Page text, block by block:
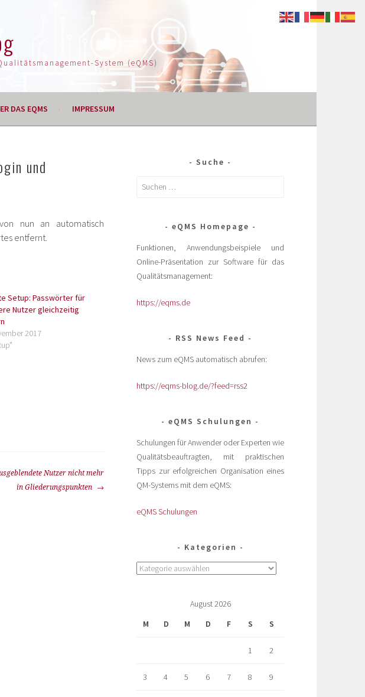
System (eQMS)
DAS EQMS IMPRESSUM
und
nun an automatisch
entfernt.
Setup: Passwörter für
Nutzer gleichzeitig
2017
Nutzer nicht mehr
in Gliederungspunkten
Suche
eQMS Homepage
Funktionen, Anwendungsbeispiele und
Online-Präsentation zur Software für das
Qualitätsmanagement:
https://eqms.de
RSS News Feed
News zum eQMS automatisch abrufen:
https://eqms-blog.de/?feed=rss2
eQMS Schulungen
Schulungen für Anwender oder Experten wie
Qualitätsbeauftragten, mit praktischen
Tipps zur erfolgreichen Organisation eines
QM-Systems mit dem eQMS:
eQMS Schulungen
Kategorien
August 2026
M
D M D F S S
1 2
3 4 5 6 7 8 9